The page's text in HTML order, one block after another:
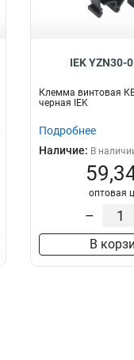
IEK YZN30-
Клемма винтовая
черная IEK
Подробнее
Наличие: В
оптовая
–
В